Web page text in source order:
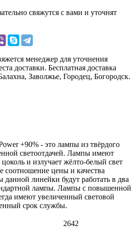
свяжутся с вами и уточнят
менеджер для уточнения
доставки. Бесплатная доставка
Заволжье, Городец, Богородск.
+90% - это лампы из твёрдого
светоотдачей. Лампы имеют
и излучает жёлто-белый свет
соотношение цены и качества
линейки будут работать в два
лампы. Лампы с повышенной
имеют увеличенный световой
срок службы.
2642